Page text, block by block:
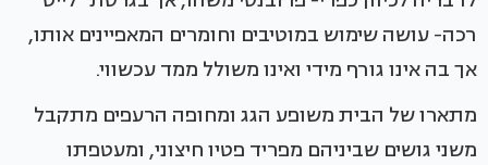
רכה- עושה שימוש במוטיבים וחומרים המאפיינים אותו,
אך בה אינו גורף מידי ואינו משולל ממד עכשווי.
מתארו של הבית משופע הגג ומחופה הרעפים מתקבל
משני גושים שביניהם מפריד פטיו חיצוני, ומעטפתו